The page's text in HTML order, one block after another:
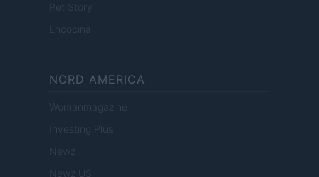
Pet Story
Encocina
NORD AMERICA
Womanmagazine
Investing Plus
Newz
Newz US